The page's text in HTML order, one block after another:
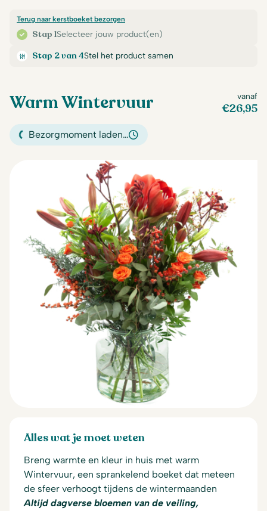
Stap 1Selecteer jouw product(en)
Terug naar kerstboeket bezorgen
Stap 2 van 4Stel het product samen
Warm Wintervuur vanaf
€26,95
Bezorgmoment laden…
Alles wat je moet weten
Breng warmte en kleur in huis met warm
Wintervuur, een sprankelend boeket dat meteen
de sfeer verhoogt tijdens de wintermaanden
Altijd dagverse bloemen van de veiling,